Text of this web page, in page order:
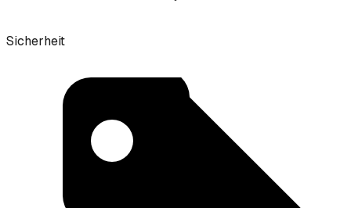
Sicherheit